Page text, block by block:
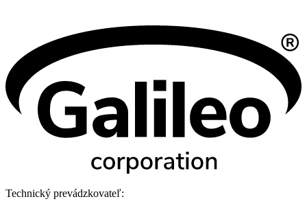
Technický prevádzkovateľ: